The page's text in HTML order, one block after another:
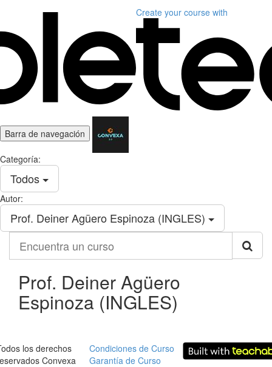
Create your course with
Barra de navegación
Categoría:
Todos
Autor:
Prof. Deiner Agüero Espinoza (INGLES)
curso
Prof. Deiner Agüero
Espinoza (INGLES)
los derechos
Convexa
Condiciones de Curso
Garantía de Curso